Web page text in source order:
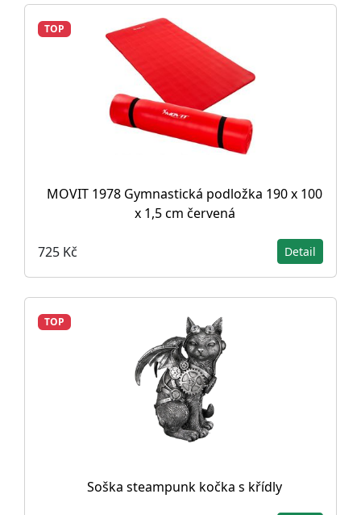
TOP
MOVIT 1978 Gymnastická podložka 190 x 100
x 1,5 cm červená
725 Kč Detail
TOP
Soška steampunk kočka s křídly